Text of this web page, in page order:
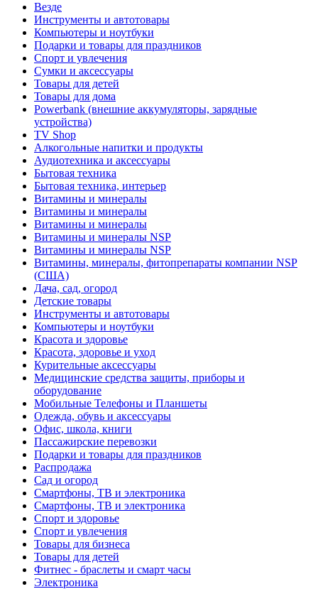
Везде
Инструменты и автотовары
Компьютеры и ноутбуки
Подарки и товары для праздников
Спорт и увлечения
Сумки и аксессуары
Товары для детей
Товары для дома
Powerbank (внешние аккумуляторы, зарядные
устройства)
TV Shop
Алкогольные напитки и продукты
Аудиотехника и аксессуары
Бытовая техника
Бытовая техника, интерьер
Витамины и минералы
Витамины и минералы
Витамины и минералы
Витамины и минералы NSP
Витамины и минералы NSP
Витамины, минералы, фитопрепараты компании NSP
(США)
Дача, сад, огород
Детские товары
Инструменты и автотовары
Компьютеры и ноутбуки
Красота и здоровье
Красота, здоровье и уход
Курительные аксессуары
Медицинские средства защиты, приборы и
оборудование
Мобильные Телефоны и Планшеты
Одежда, обувь и аксессуары
Офис, школа, книги
Пассажирские перевозки
Подарки и товары для праздников
Распродажа
Сад и огород
Смартфоны, ТВ и электроника
Смартфоны, ТВ и электроника
Спорт и здоровье
Спорт и увлечения
Товары для бизнеса
Товары для детей
Фитнес - браслеты и смарт часы
Электроника